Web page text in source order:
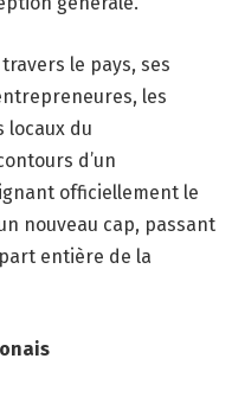
le pays, ses
les
locaux du
d’un
officiellement le
nouveau cap, passant
entière de la